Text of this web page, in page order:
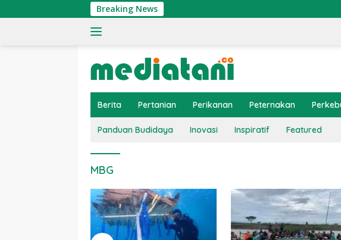
ke
Breaking News
Berita Pertanian Perikanan Peternakan
Panduan Budidaya Inovasi Inspiratif Featured
MBG